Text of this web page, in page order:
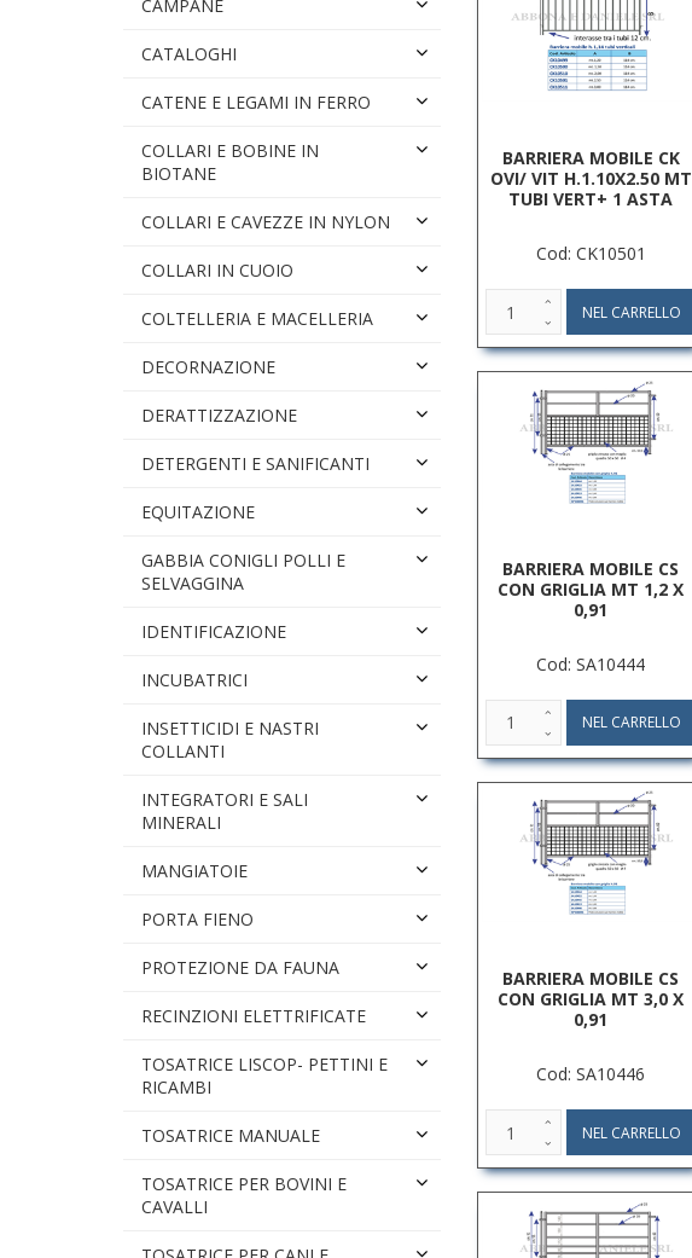
CAMPANE
CATALOGHI
CATENE E LEGAMI IN FERRO
COLLARI E BOBINE IN
BIOTANE
COLLARI E CAVEZZE IN NYLON
COLLARI IN CUOIO
COLTELLERIA E MACELLERIA
DECORNAZIONE
DERATTIZZAZIONE
DETERGENTI E SANIFICANTI
EQUITAZIONE
GABBIA CONIGLI POLLI E
SELVAGGINA
IDENTIFICAZIONE
INCUBATRICI
INSETTICIDI E NASTRI
COLLANTI
INTEGRATORI E SALI
MINERALI
MANGIATOIE
PORTA FIENO
PROTEZIONE DA FAUNA
RECINZIONI ELETTRIFICATE
TOSATRICE LISCOP- PETTINI E
RICAMBI
TOSATRICE MANUALE
TOSATRICE PER BOVINI E
CAVALLI
BARRIERA MOBILE CK
OVI/ VIT H.1.10X2.50 MT
TUBI VERT+ 1 ASTA
Cod: CK10501
BARRIERA MOBILE CS
CON GRIGLIA MT 1,2 X
0,91
Cod: SA10444
BARRIERA MOBILE CS
CON GRIGLIA MT 3,0 X
0,91
Cod: SA10446